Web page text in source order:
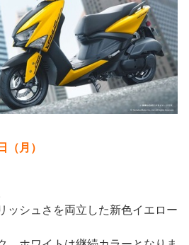
（月）
ッシュさを両立した新色イエロー